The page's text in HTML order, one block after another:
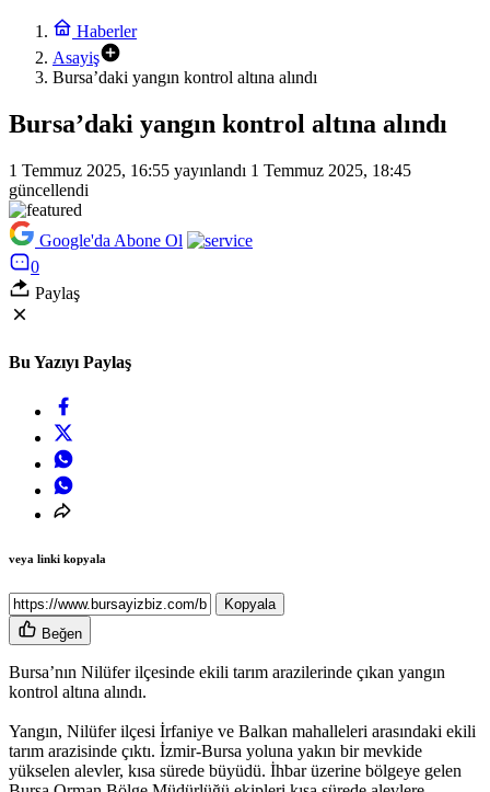
Haberler
Asayiş
Bursa’daki yangın kontrol altına alındı
Bursa’daki yangın kontrol altına alındı
1 Temmuz 2025, 16:55 yayınlandı 1 Temmuz 2025, 18:45
güncellendi
Google'da Abone Ol
0
Paylaş
Bu Yazıyı Paylaş
veya linki kopyala
Kopyala
Beğen
Bursa’nın Nilüfer ilçesinde ekili tarım arazilerinde çıkan yangın
kontrol altına alındı.
Yangın, Nilüfer ilçesi İrfaniye ve Balkan mahalleleri arasındaki ekili
tarım arazisinde çıktı. İzmir-Bursa yoluna yakın bir mevkide
yükselen alevler, kısa sürede büyüdü. İhbar üzerine bölgeye gelen